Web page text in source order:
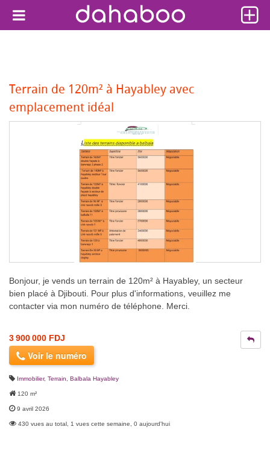
Terrain de 120m² à Hayabley avec
emplacement idéal
Bonjour, je vends un terrain de 120m² à Hayabley, un secteur
bien placé à Djibouti. Pour plus d'informations, veuillez me
contacter via mon numéro de téléphone. Merci.
3 900 000 FDJ
Voir le numéro
Immobilier, Terrain Balbala Hayabley
120 m²
9 avril 2026
430 vues au total, 1 vues cette semaine, 0 aujourd'hui